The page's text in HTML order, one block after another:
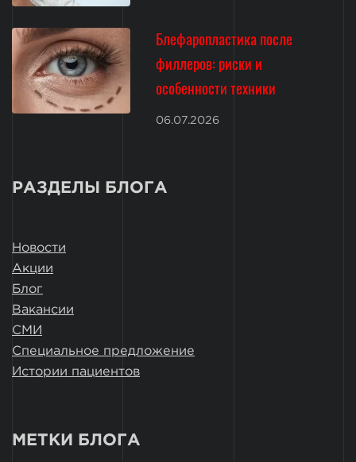
Блефаропластика после
филлеров: риски и
особенности техники
06.07.2026
РАЗДЕЛЫ БЛОГА
Новости
Акции
Блог
Вакансии
СМИ
Специальное предложение
Истории пациентов
МЕТКИ БЛОГА